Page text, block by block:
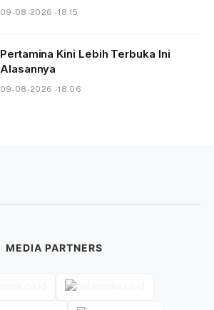
09-08-2026 - 18.15
Pertamina Kini Lebih Terbuka Ini
Alasannya
09-08-2026 - 18.06
MEDIA PARTNERS